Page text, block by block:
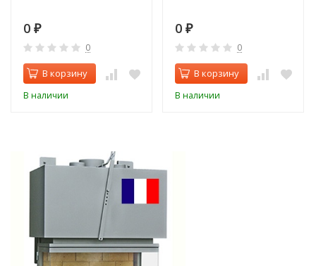
0 ₽
0
В корзину
В наличии
0 ₽
0
В корзину
В наличии